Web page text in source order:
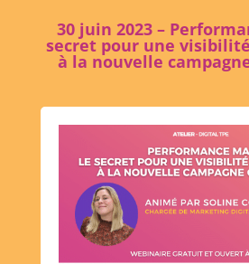
30 juin 2023 –
secret pour une
à la nouvelle